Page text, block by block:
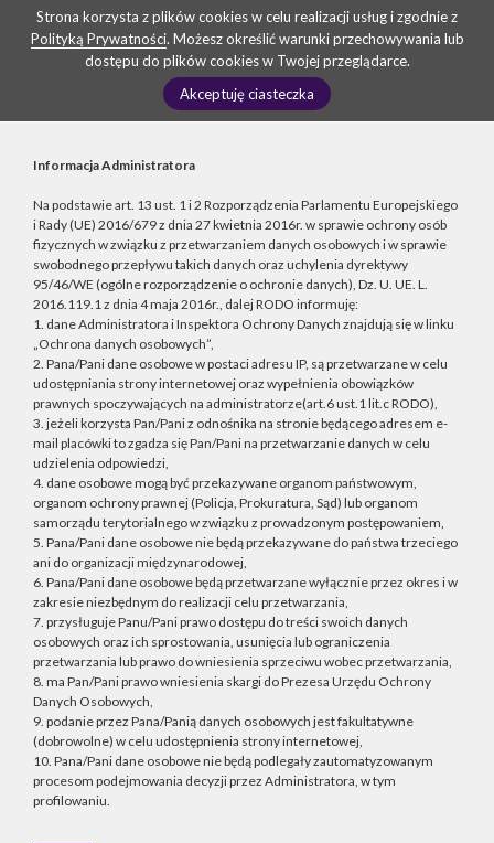
Strona korzysta z plików cookies w celu realizacji usług i zgodnie z
Polityką Prywatności. Możesz określić warunki przechowywania lub
dostępu do plików cookies w Twojej przeglądarce.
Akceptuję ciasteczka
Informacja Administratora
Na podstawie art. 13 ust. 1 i 2 Rozporządzenia Parlamentu Europejskiego
i Rady (UE) 2016/679 z dnia 27 kwietnia 2016r. w sprawie ochrony osób
fizycznych w związku z przetwarzaniem danych osobowych i w sprawie
swobodnego przepływu takich danych oraz uchylenia dyrektywy
95/46/WE (ogólne rozporządzenie o ochronie danych), Dz. U. UE. L.
2016.119.1 z dnia 4 maja 2016r., dalej RODO informuję:
1. dane Administratora i Inspektora Ochrony Danych znajdują się w linku
„Ochrona danych osobowych”,
2. Pana/Pani dane osobowe w postaci adresu IP, są przetwarzane w celu
udostępniania strony internetowej oraz wypełnienia obowiązków
prawnych spoczywających na administratorze(art.6 ust.1 lit.c RODO),
3. jeżeli korzysta Pan/Pani z odnośnika na stronie będącego adresem e-
mail placówki to zgadza się Pan/Pani na przetwarzanie danych w celu
udzielenia odpowiedzi,
4. dane osobowe mogą być przekazywane organom państwowym,
organom ochrony prawnej (Policja, Prokuratura, Sąd) lub organom
samorządu terytorialnego w związku z prowadzonym postępowaniem,
5. Pana/Pani dane osobowe nie będą przekazywane do państwa trzeciego
ani do organizacji międzynarodowej,
6. Pana/Pani dane osobowe będą przetwarzane wyłącznie przez okres i w
zakresie niezbędnym do realizacji celu przetwarzania,
7. przysługuje Panu/Pani prawo dostępu do treści swoich danych
osobowych oraz ich sprostowania, usunięcia lub ograniczenia
przetwarzania lub prawo do wniesienia sprzeciwu wobec przetwarzania,
8. ma Pan/Pani prawo wniesienia skargi do Prezesa Urzędu Ochrony
Danych Osobowych,
9. podanie przez Pana/Panią danych osobowych jest fakultatywne
(dobrowolne) w celu udostępnienia strony internetowej,
10. Pana/Pani dane osobowe nie będą podlegały zautomatyzowanym
procesom podejmowania decyzji przez Administratora, w tym
profilowaniu.